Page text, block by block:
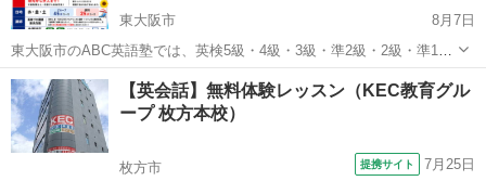
東大阪市
8月7日
東大阪市のABC英語塾では、英検5級・4級・3級・準2級・2級・準1
級・1級まで幅広く対応しています。 「独学ではなかなか合格できな
い…」 「英検対策を何から始めればいいかわからない…」 「リーディ
ング・ライティング・...
大阪 東大阪市 英検 1級
【英会話】無料体験レッスン（KEC教育グル
ープ 枚方本校）
枚方市 提携サイト 7月25日